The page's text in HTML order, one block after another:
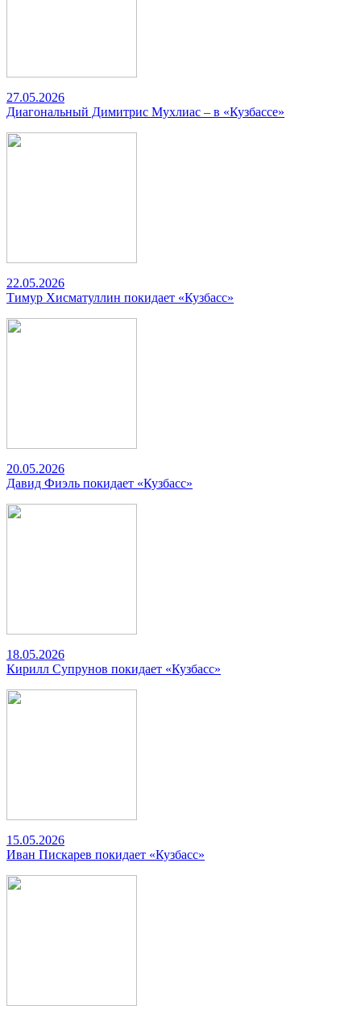
27.05.2026
Диагональный Димитрис Мухлиас – в «Кузбассе»
22.05.2026
Тимур Хисматуллин покидает «Кузбасс»
20.05.2026
Давид Фиэль покидает «Кузбасс»
18.05.2026
Кирилл Супрунов покидает «Кузбасс»
15.05.2026
Иван Пискарев покидает «Кузбасс»